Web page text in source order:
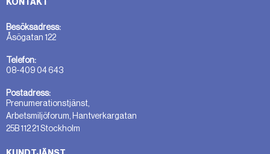
Besöksadress:
Åsögatan 122
Telefon:
08-409 04 643
Postadress:
Prenumerationstjänst,
Arbetsmiljöforum, Hantverkargatan
25B 112 21 Stockholm